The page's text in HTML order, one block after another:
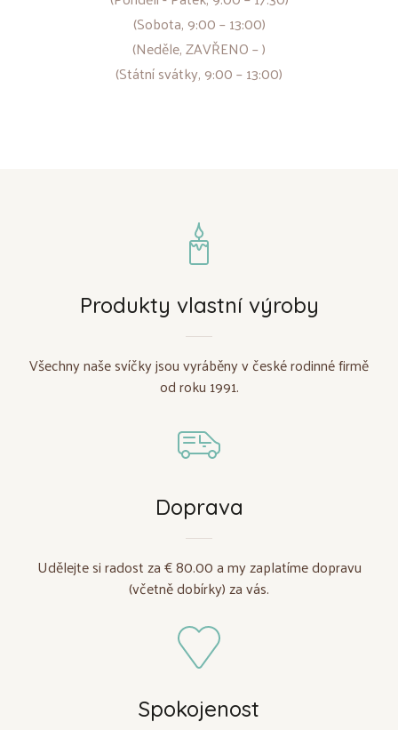
(Sobota, 9:00 – 13:00)
(Neděle, ZAVŘENO – )
(Státní svátky, 9:00 – 13:00)
Produkty vlastní výroby
Všechny naše svíčky jsou vyráběny v české rodinné firmě
od roku 1991.
Doprava
Udělejte si radost za € 80.00 a my zaplatíme dopravu
(včetně dobírky) za vás.
Spokojenost